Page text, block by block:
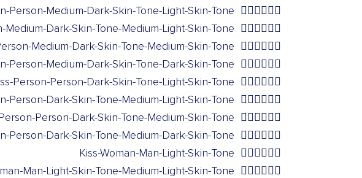
🧑🏾‍❤️‍💋‍🧑🏻
Person-Medium-Dark-Skin-Tone-Light-Skin-Tone
🧑🏾‍❤️‍💋‍🧑🏼
Medium-Dark-Skin-Tone-Medium-Light-Skin-Tone
🧑🏾‍❤️‍💋‍🧑🏽
Medium-Dark-Skin-Tone-Medium-Skin-Tone
🧑🏾‍❤️‍💋‍🧑🏿
Person-Medium-Dark-Skin-Tone-Dark-Skin-Tone
🧑🏿‍❤️‍💋‍🧑🏻
Person-Person-Dark-Skin-Tone-Light-Skin-Tone
🧑🏿‍❤️‍💋‍🧑🏼
Person-Dark-Skin-Tone-Medium-Light-Skin-Tone
🧑🏿‍❤️‍💋‍🧑🏽
Person-Dark-Skin-Tone-Medium-Skin-Tone
🧑🏿‍❤️‍💋‍🧑🏾
Person-Dark-Skin-Tone-Medium-Dark-Skin-Tone
👩🏻‍❤️‍💋‍👨🏻
Kiss-Woman-Man-Light-Skin-Tone
👩🏻‍❤️‍💋‍👨🏼
Man-Light-Skin-Tone-Medium-Light-Skin-Tone